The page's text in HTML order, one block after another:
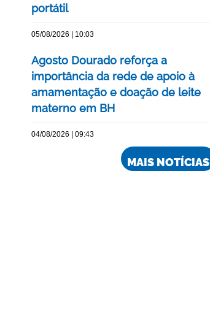
portátil
05/08/2026 | 10:03
Agosto Dourado reforça a
importância da rede de apoio à
amamentação e doação de leite
materno em BH
04/08/2026 | 09:43
MAIS NOTÍCIAS